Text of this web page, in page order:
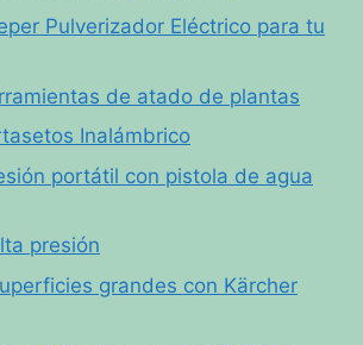
Pulverizador Eléctrico para tu
de atado de plantas
Inalámbrico
portátil con pistola de agua
presión
grandes con Kärcher